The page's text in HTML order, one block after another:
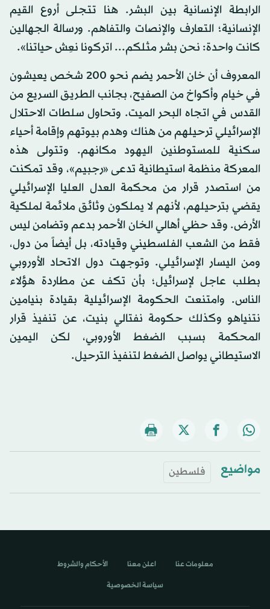
الرابطة الإنسانية بين البشر. هنا تتجلى أروع القيم
الإنسانية؛ التعارف والإنصات والتفاهم. ورسالة الجهالين
كانت واحدة: نحن بشر مثلكم... اتركونا نعِش حياتنا».
المعروف أن خان الأحمر يضم نحو 200 شخص يعيشون
في خيام وأكواخ من الصفيح، بجانب الطريق السريع من
القدس في اتجاه البحر الميت. وتحاول سلطات الاحتلال
الإسرائيلي ترحيلهم من هناك وهدم بيوتهم وإقامة أحياء
سكنية للمستوطنين اليهود مكانهم. وتتولى هذه
المعركة منظمة استيطانية تدعى «رجبيم»، وقد تمكنت
من استصدر قرار من محكمة العدل العليا الإسرائيلي
يقضي بترحيلهم، لأنهم لا يملكون وثائق ملائمة لملكية
الأرض. وقد حظي أهالي الخان الأحمر بدعم وتضامن ليس
فقط من الشعب الفلسطيني وقيادته، بل أيضاً من دول،
ومن اليسار الإسرائيلي. وتوجهت دول الاتحاد الأوروبي
بطلب عاجل لإسرائيل؛ بأن تكف عن مطاردة هؤلاء
الناس. وامتنعت الحكومة الإسرائيلية بقيادة بنيامين
نتنياهو وكذلك حكومة نفتالي بنيت، عن تنفيذ قرار
المحكمة بسبب الضغط الأوروبي، لكن اليمين
الاستيطاني يواصل الضغط لتنفيذ الترحيل.
مواضيع فلسطين
معلومات عنا اعلن معنا الأحكام والشروط
سياسة الخصوصية